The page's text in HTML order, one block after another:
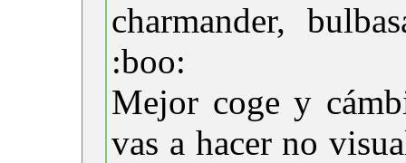
charmander,
:boo:
Mejor coge y
vas a hacer no